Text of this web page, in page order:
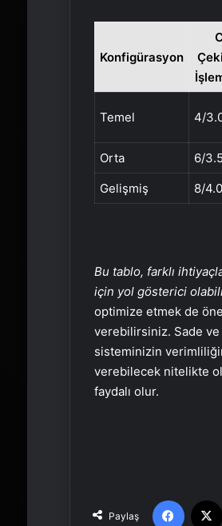
Konfigürasyon
Temel 4/
Orta 6/
Gelişmiş
8/
Bu tablo, farklı
için yol gösterici
optimize etmek de
verebilirsiniz. Sade ve
sisteminizin
verebilecek nitelikte
faydalı olur.
Paylaş